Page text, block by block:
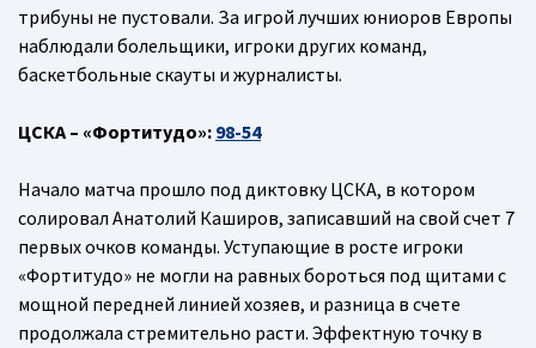
трибуны не пустовали. За игрой лучших юниоров Европы
наблюдали болельщики, игроки других команд,
баскетбольные скауты и журналисты.
ЦСКА – «Фортитудо»: 98-54
Начало матча прошло под диктовку ЦСКА, в котором
солировал Анатолий Каширов, записавший на свой счет 7
первых очков команды. Уступающие в росте игроки
«Фортитудо» не могли на равных бороться под щитами с
мощной передней линией хозяев, и разница в счете
продолжала стремительно расти. Эффектную точку в